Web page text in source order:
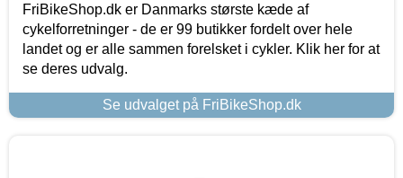
FriBikeShop.dk er Danmarks største kæde af
cykelforretninger - de er 99 butikker fordelt over hele
landet og er alle sammen forelsket i cykler. Klik her for at
se deres udvalg.
Se udvalget på FriBikeShop.dk